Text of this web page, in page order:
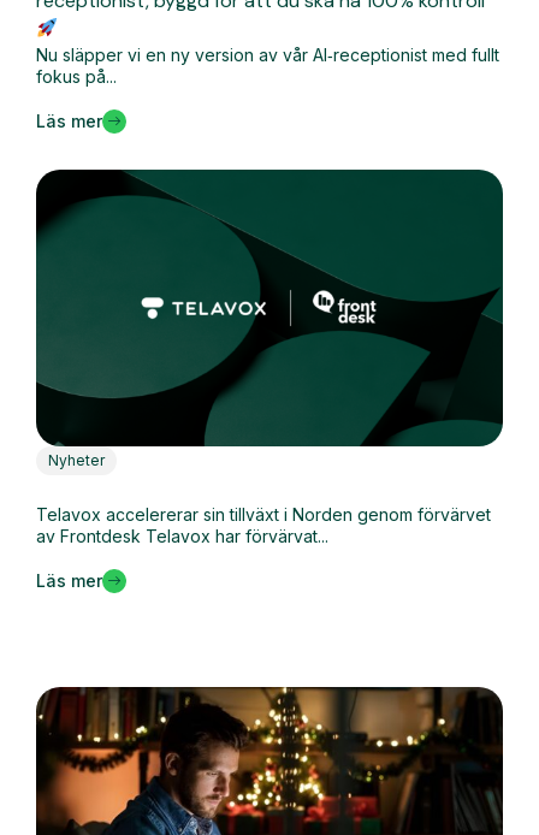
Nu släpper vi en ny version av vår AI‑receptionist med fullt
fokus på...
Läs mer
Nyheter
Telavox accelererar sin tillväxt i Norden genom förvärvet
av Frontdesk Telavox har förvärvat...
Läs mer